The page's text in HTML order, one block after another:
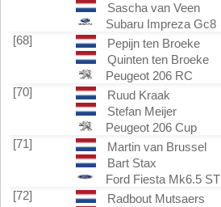
Sascha van Veen
Subaru Impreza Gc8
[68]
Pepijn ten Broeke
Quinten ten Broeke
Peugeot 206 RC
[70]
Ruud Kraak
Stefan Meijer
Peugeot 206 Cup
[71]
Martin van Brussel
Bart Stax
Ford Fiesta Mk6.5 ST
[72]
Radbout Mutsaers